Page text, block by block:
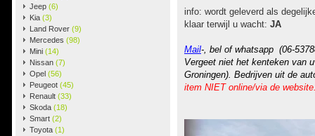
Jeep (6)
Kia (3)
Land Rover (9)
Mercedes (98)
Mini (14)
Nissan (7)
Opel (56)
Peugeot (45)
Renault (33)
Skoda (18)
Smart (2)
Toyota (1)
info: wordt geleverd als
klaar terwijl u wacht: JA
Mail-, bel of whatsapp (06-
Vergeet niet het kenteken van
Groningen). Bedrijven uit de
item NIET online/via de